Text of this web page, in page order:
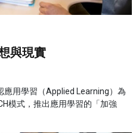
與現實
用學習（Applied Learning）為
模式，推出應用學習的「加強